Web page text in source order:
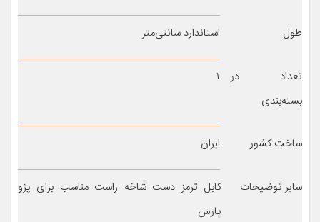
طول استاندارد سانتی‌متر
تعداد در
بسته‌بندی
۱
ساخت کشور ایران
سایر توضیحات
کابل ترمز دست شاخه راست مناسب برای پژو
پارس